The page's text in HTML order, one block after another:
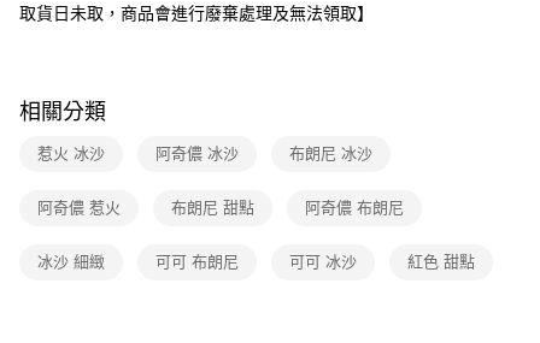
取貨日未取，商品會進行廢棄處理及無法領取】
相關分類
惹火 冰沙 阿奇儂 冰沙 布朗尼 冰沙
阿奇儂 惹火 布朗尼 甜點 阿奇儂 布朗尼
冰沙 細緻 可可 布朗尼 可可 冰沙 紅色 甜點